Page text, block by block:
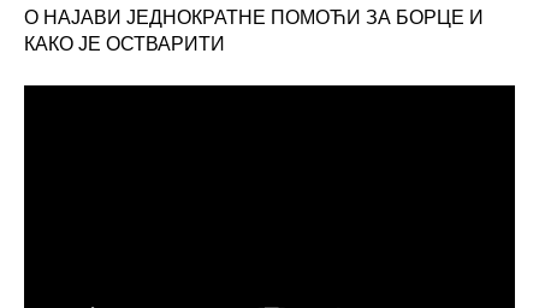
О НАЈАВИ ЈЕДНОКРАТНЕ ПОМОЋИ ЗА БОРЦЕ И
КАКО ЈЕ ОСТВАРИТИ